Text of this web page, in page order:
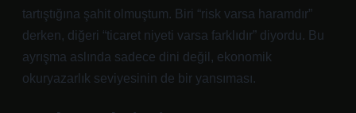
tartıştığına şahit olmuştum. Biri “risk varsa haramdır”
derken, diğeri “ticaret niyeti varsa farklıdır” diyordu. Bu
ayrışma aslında sadece dini değil, ekonomik
okuryazarlık seviyesinin de bir yansıması.